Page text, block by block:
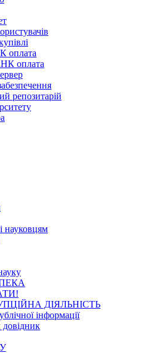
оплата
репозитарій
науковцям
ДІЯЛЬНІСТЬ
інформації